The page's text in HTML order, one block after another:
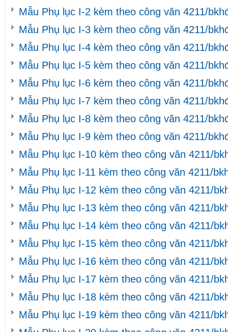
Mẫu Phụ lục I-2 kèm theo công văn 4211/
Mẫu Phụ lục I-3 kèm theo công văn 4211/
Mẫu Phụ lục I-4 kèm theo công văn 4211/
Mẫu Phụ lục I-5 kèm theo công văn 4211/
Mẫu Phụ lục I-6 kèm theo công văn 4211/
Mẫu Phụ lục I-7 kèm theo công văn 4211/
Mẫu Phụ lục I-8 kèm theo công văn 4211/
Mẫu Phụ lục I-9 kèm theo công văn 4211/
Mẫu Phụ lục I-10 kèm theo công văn 4211/
Mẫu Phụ lục I-11 kèm theo công văn 4211/
Mẫu Phụ lục I-12 kèm theo công văn 4211/
Mẫu Phụ lục I-13 kèm theo công văn 4211/
Mẫu Phụ lục I-14 kèm theo công văn 4211/
Mẫu Phụ lục I-15 kèm theo công văn 4211/
Mẫu Phụ lục I-16 kèm theo công văn 4211/
Mẫu Phụ lục I-17 kèm theo công văn 4211/
Mẫu Phụ lục I-18 kèm theo công văn 4211/
Mẫu Phụ lục I-19 kèm theo công văn 4211/